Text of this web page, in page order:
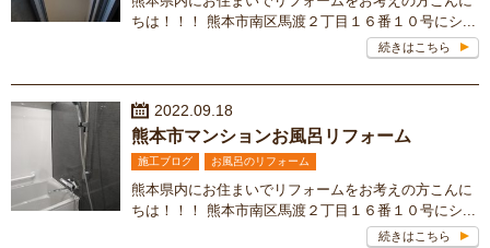
ちは！！！ 熊本市南区馬渡２丁目１６番１０号にシ...
続きはこちら
2022.09.18
熊本市マンションお風呂リフォーム
施工ブログ お風呂のリフォーム
熊本県内にお住まいでリフォームをお考えの方こんに
ちは！！！ 熊本市南区馬渡２丁目１６番１０号にシ...
続きはこちら